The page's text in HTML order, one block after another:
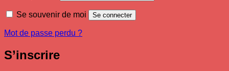
Se souvenir de moi Se connecter
Mot de passe perdu ?
S’inscrire